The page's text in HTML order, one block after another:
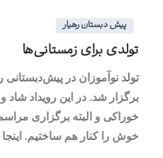
پیش دبستان رهیار
تولدی برای زمستانی‌ها
تولد نوآموزان در
برگزار شد. در این رویداد شاد
خوراکی و البته برگزاری
خوش را کنار هم ساختیم. اینجا